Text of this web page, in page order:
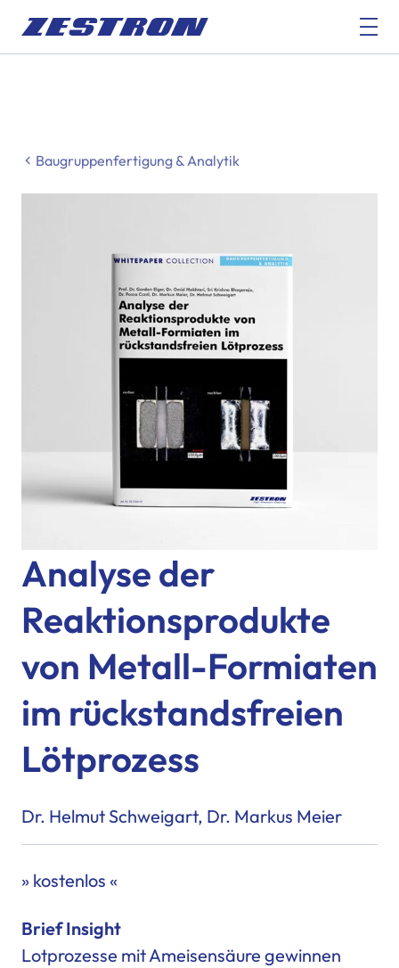
Baugruppenfertigung & Analytik
Analyse der
Reaktionsprodukte
von Metall-Formiaten
im rückstandsfreien
Lötprozess
Dr. Helmut Schweigart, Dr. Markus Meier
» kostenlos «
Brief Insight
Lotprozesse mit Ameisensäure gewinnen